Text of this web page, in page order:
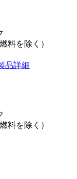
料を除く）
品詳細
料を除く）